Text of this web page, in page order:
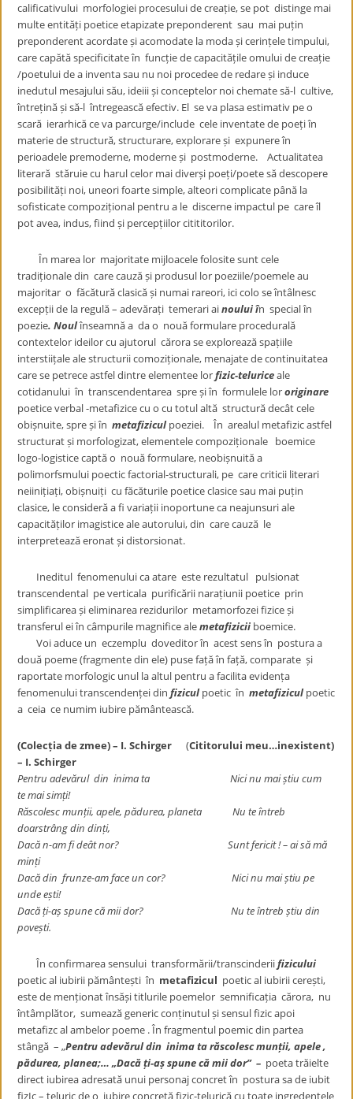
calificativului morfologiei procesului de creație, se pot distinge mai
multe entități poetice etapizate preponderent sau mai puțin
preponderent acordate și acomodate la moda și cerințele timpului,
care capătă specificitate în funcție de capacitățile omului de creație
/poetului de a inventa sau nu noi procedee de redare și induce
inedutul mesajului său, ideiii și conceptelor noi chemate să-l cultive,
întrețină și să-l întregească efectiv. El se va plasa estimativ pe o
scară ierarhică ce va parcurge/include cele inventate de poeți în
materie de structură, structurare, explorare și expunere în
perioadele premoderne, moderne și postmoderne. Actualitatea
literară stăruie cu harul celor mai diverși poeți/poete să descopere
posibilități noi, uneori foarte simple, alteori complicate până la
sofisticate compozițional pentru a le discerne impactul pe care îl
pot avea, indus, fiind și percepțiilor citititorilor.
În marea lor majoritate mijloacele folosite sunt cele
tradiționale din care cauză și produsul lor poeziile/poemele au
majoritar o făcătură clasică și numai rareori, ici colo se întâlnesc
excepții de la regulă – adevărați temerari ainoului în special în
poezie. Noulînseamnă a da o nouă formulare procedurală
contextelor ideilor cu ajutorul cărora se explorează spațiile
interstiițale ale structurii comoziționale, menajate de continuitatea
care se petrece astfel dintre elementee lorfizic-teluriceale
cotidanului în transcendentarea spre și în formulele lororiginare
poetice verbal -metafizice cu o cu totul altă structură decât cele
obișnuite, spre și înmetafiziculpoeziei. În arealul metafizic astfel
structurat și morfologizat, elementele compoziționale boemice
logo-logistice captă o nouă formulare, neobișnuită a
polimorfsmului poectic factorial-structurali, pe care criticii literari
neiinițiați, obișnuiți cu făcăturile poetice clasice sau mai puțin
clasice, le consideră a fi variații inoportune ca neajunsuri ale
capacităților imagistice ale autorului, din care cauză le
interpretează eronat și distorsionat.
Ineditul fenomenului ca atare este rezultatul pulsionat
transcendental pe verticala purificării narațiunii poetice prin
simplificarea și eliminarea rezidurilor metamorfozei fizice și
transferul ei în câmpurile magnifice alemetafizicii boemice.
Voi aduce un eczemplu doveditor în acest sens în postura a
două poeme (fragmente din ele) puse față în față, comparate și
raportate morfologic unul la altul pentru a facilita evidența
fenomenului transcendenței dinfiziculpoetic înmetafiziculpoetic
a ceia ce numim iubire pământească.
(Colecția de zmee) – I. Schirger (Cititorului meu…inexistent)
– I. Schirger
Pentru adevărul din inima ta Nici nu mai știu cum
te mai simți!
Răscolesc munții, apele, pădurea, planeta Nu te întreb
doarstrâng din dinți,
Dacă n-am fi deât nor? Sunt fericit ! – ai să mă
minți
Dacă din frunze-am face un cor? Nici nu mai știu pe
unde ești!
Dacă ți-aș spune că mii dor? Nu te întreb știu din
povești.
În confirmarea sensului transformării/transcinderiifizicului
poetic al iubirii pământești în metafizicul poetic al iubirii cerești,
este de menționat însăși titlurile poemelor semnificația cărora, nu
întâmplător, sumează generic conținutul și sensul fizic apoi
metafizc al ambelor poeme . În fragmentul poemic din partea
stângă – „Pentru adevărul din inima ta răscolesc munții, apele ,
pădurea, planea;… „Dacă ți-aș spune că mii dor” – poeta trăielte
direct iubirea adresată unui personaj concret în postura sa de iubit
fizIc – teluric de o iubire concretă fizic-telurică cu toate ingredentele